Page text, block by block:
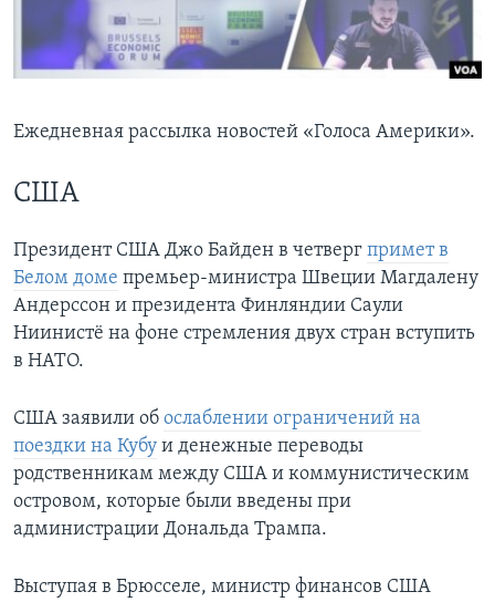
Learning English
Языки
Ежедневная рассылка новостей «Голоса Америки».
США
Президент США Джо Байден в четверг примет в
Белом доме премьер-министра Швеции Магдалену
Андерссон и президента Финляндии Саули
Ниинистё на фоне стремления двух стран вступить
в НАТО.
США заявили об ослаблении ограничений на
поездки на Кубу и денежные переводы
родственникам между США и коммунистическим
островом, которые были введены при
администрации Дональда Трампа.
Выступая в Брюсселе, министр финансов США